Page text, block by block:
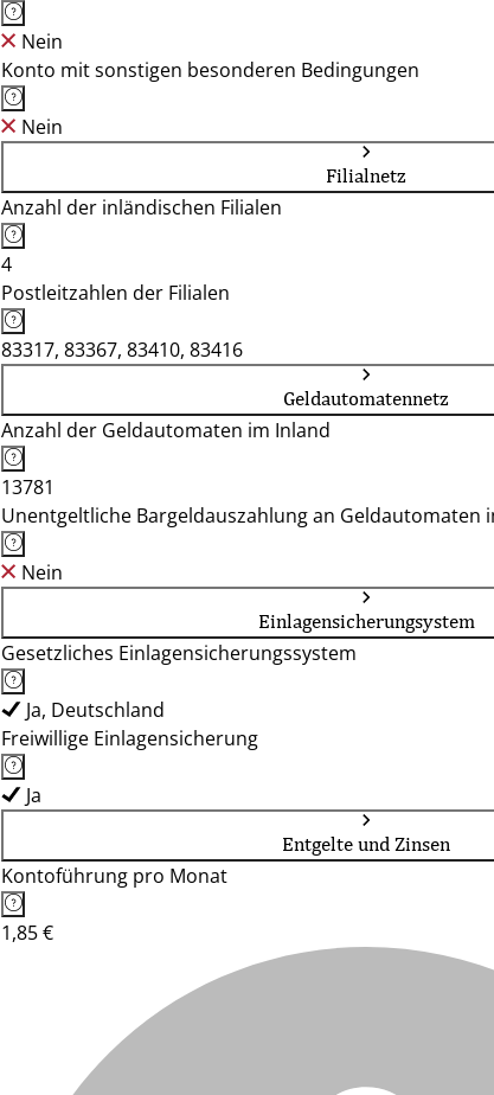
Nein
Konto mit sonstigen besonderen Bedingungen
Nein
Filialnetz
Anzahl der inländischen Filialen
4
Postleitzahlen der Filialen
83317, 83367, 83410, 83416
Geldautomatennetz
Anzahl der Geldautomaten im Inland
13781
Unentgeltliche Bargeldauszahlung an Geldautomaten
Nein
Einlagensicherungsystem
Gesetzliches Einlagensicherungssystem
Ja, Deutschland
Freiwillige Einlagensicherung
Ja
Entgelte und Zinsen
Kontoführung pro Monat
1,85 €